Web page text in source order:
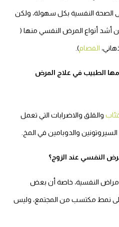
الصحة النفسية بكل سهولة، ولكن
أشد أنواع المرض النفسي منها (
الفصام).
الطبيب في علاج المرض
والقلق والاضرابات التي تعمل
والدوبامين في المخ.
النفسي عند الزوج؟
النفسية، خاصة أن بعض
على نمط مكتسب من المجتمع، وليس